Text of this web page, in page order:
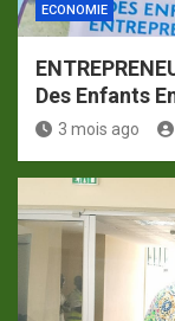
ECONOMIE
Des Enfants
3 mois ago